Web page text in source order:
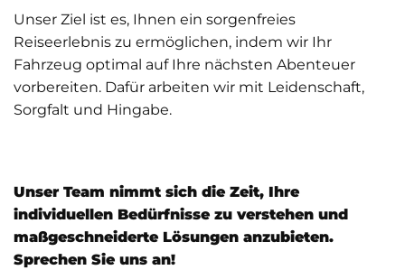
Unser Ziel ist es, Ihnen ein sorgenfreies
Reiseerlebnis zu ermöglichen, indem wir Ihr
Fahrzeug optimal auf Ihre nächsten Abenteuer
vorbereiten. Dafür arbeiten wir mit Leidenschaft,
Sorgfalt und Hingabe.
Unser Team nimmt sich die Zeit, Ihre
individuellen Bedürfnisse zu verstehen und
maßgeschneiderte Lösungen anzubieten.
Sprechen Sie uns an!